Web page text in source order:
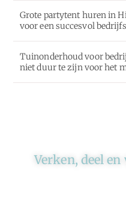
Grote partytent huren in
voor een succesvol
Tuinonderhoud voor
niet duur te zijn voor het
Verken, deel